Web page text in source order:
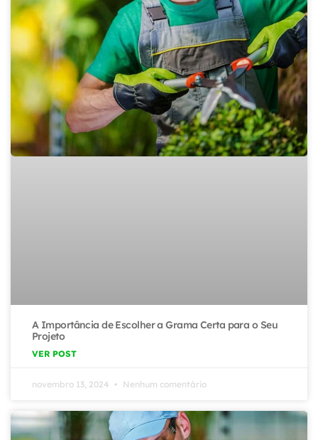
A Importância de Escolher a Grama Certa para o Seu
Projeto
VER POST
novembro 13, 2024 Nenhum comentário